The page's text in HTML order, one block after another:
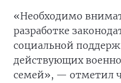
«Необходимо
разработке
социальной
действующих
семей», — отметил